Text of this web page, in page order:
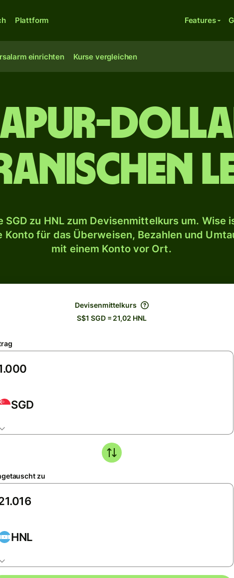
Plattform Features
einrichten Kurse vergleichen
SGD zu HNL zum Devisenmittelkurs um. Wise
Konto für das Überweisen, Bezahlen und
mit einem Konto vor Ort.
Devisenmittelkurs
S$1 SGD = 21,02 HNL
SGD
zu
HNL